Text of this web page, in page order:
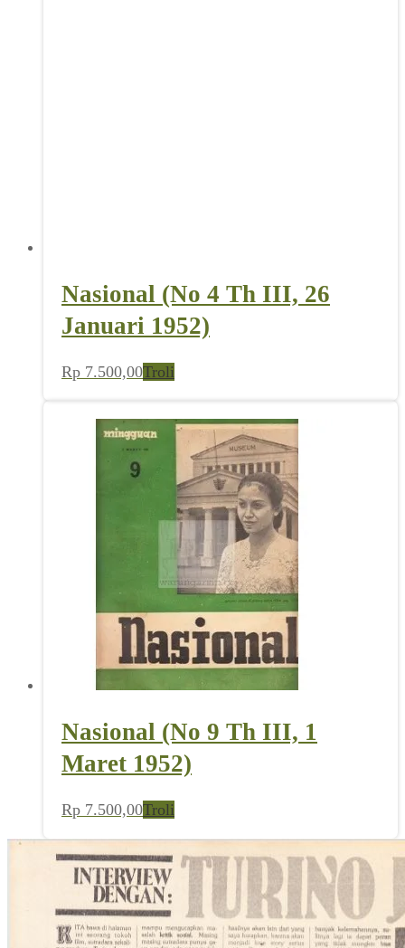
Nasional (No 4 Th III, 26
Januari 1952)
Rp 7.500,00Troli
Nasional (No 9 Th III, 1
Maret 1952)
Rp 7.500,00Troli